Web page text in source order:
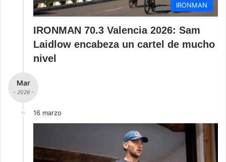
IRONMAN
IRONMAN 70.3 Valencia 2026: Sam
Laidlow encabeza un cartel de mucho
nivel
Mar
- 2026 -
16 marzo